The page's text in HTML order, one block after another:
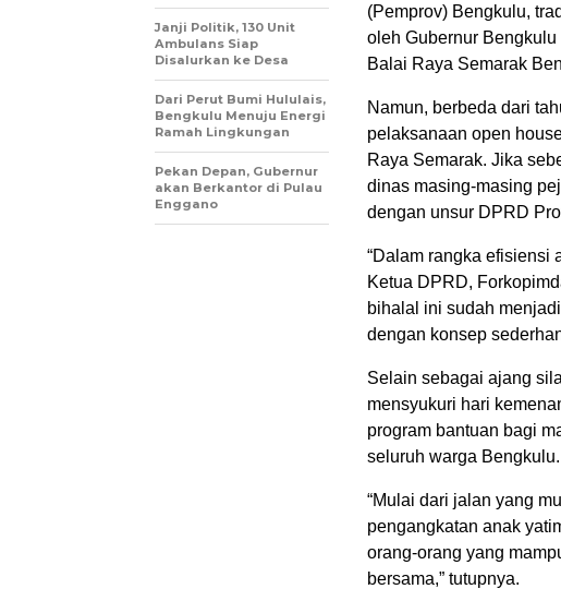
(Pemprov) Bengkulu,
oleh Gubernur
Balai Raya Semarak
Namun, berbeda dari
pelaksanaan open
Raya Semarak. Jika
dinas masing-masing
dengan unsur DPRD
“Dalam rangka efisiensi
Ketua DPRD,
bihalal ini sudah
dengan konsep
Selain sebagai ajang
mensyukuri hari
program bantuan bagi
seluruh warga Bengkulu.
“Mulai dari jalan yang
pengangkatan anak
orang-orang yang
bersama,” tutupnya.
Janji Politik, 130 Unit
Ambulans Siap
Disalurkan ke Desa
Dari Perut Bumi Hululais,
Bengkulu Menuju Energi
Ramah Lingkungan
Pekan Depan, Gubernur
akan Berkantor di Pulau
Enggano